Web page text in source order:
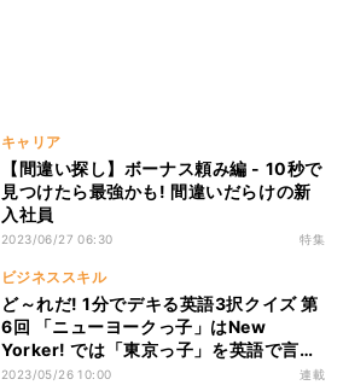
キャリア
【間違い探し】ボーナス頼み編 - 10秒で
見つけたら最強かも! 間違いだらけの新
入社員
2023/06/27 06:30 特集
ビジネススキル
ど～れだ! 1分でデキる英語3択クイズ 第
6回 「ニューヨークっ子」はNew
Yorker! では「東京っ子」を英語で言う
と…?
2023/05/26 10:00 連載